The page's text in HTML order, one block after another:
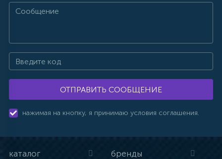
ОТПРАВИТЬ СООБЩЕНИЕ
нажимая на кнопку, я принимаю условия соглашения.
каталог бренды